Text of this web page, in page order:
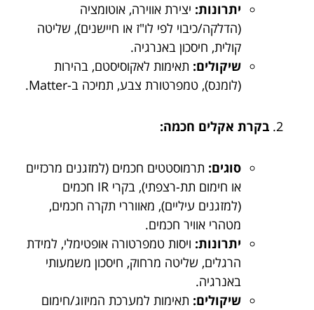
יתרונות: יצירת אווירה, אוטומציה
(הדלקה/כיבוי לפי לו"ז או חיישנים), שליטה
קולית, חיסכון באנרגיה.
שיקולים: תאימות לאקוסיסטם, בהירות
(לומנס), טמפרטורת צבע, תמיכה ב-Matter.
בקרת אקלים חכמה:
סוגים: תרמוסטטים חכמים (למזגנים מרכזיים
או חימום תת-רצפתי), בקרי IR חכמים
(למזגנים עיליים), מאווררי תקרה חכמים,
מטהרי אוויר חכמים.
יתרונות: ויסות טמפרטורה אופטימלי, למידת
הרגלים, שליטה מרחוק, חיסכון משמעותי
באנרגיה.
שיקולים: תאימות למערכת המיזוג/חימום